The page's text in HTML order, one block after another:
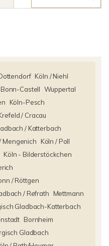
Köln / Niehl
Bonn-Castell Wuppertal
Köln-Pesch
/ Cracau
/ Katterbach
Mengenich
Köln / Poll
Köln - Bilderstöckchen
/ Röttgen
/ Refrath
Mettmann
Gladbach-Katterbach
Bornheim
Gladbach